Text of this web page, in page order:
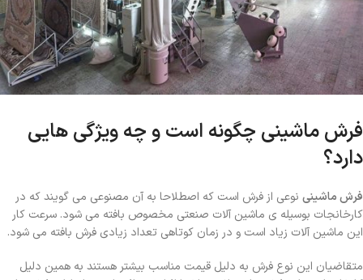
فرش ماشینی چگونه است و چه ویژگی هایی
دارد؟
فرش ماشینی نوعی از فرش است که اصطلاحا به آن مصنوعی می گویند که در
کارخانجات بوسیله ی ماشین آلات صنعتی مخصوص بافته می شود. سرعت کار
این ماشین آلات زیاد است و در زمان کوتاهی تعداد زیادی فرش بافته می شود.
متقاضیان این نوع فرش به دلیل قیمت مناسب بیشتر هستند به همین دلیل